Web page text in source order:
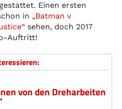
Einen ersten
in „Batman v
sehen, doch 2017
Auftritt!
von den Dreharbeiten